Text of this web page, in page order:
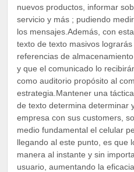
nuevos productos, informar
servicio y más ; pudiendo
los mensajes.Además, con
texto de texto masivos
referencias de
y que el comunicado lo
como auditorio propósito al
estrategia.Mantener una
de texto determina determinar
empresa con sus customers,
medio fundamental el celular
llegando al este punto, es que
manera al instante y sin
usuario, aumentando la